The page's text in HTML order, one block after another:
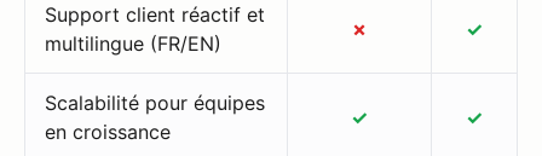
Support client réactif et
multilingue (FR/EN)
✗ ✓
Scalabilité pour équipes
en croissance
✓ ✓